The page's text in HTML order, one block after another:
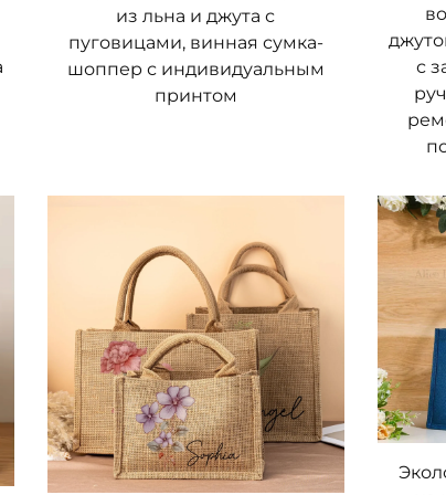
стиля, так и в возможности кастомизации,
поверхность джута идеально подходит
печать с помощью штампов и роспись
— от смелых красочных узоров и
Предприятия часто используют это
нанесение логотипа или слогана бренда на
повторно, расширяя таким образом
количеством практичных моделей:
дорожные сумки. Независимо от
джутовая сумка, разработанная
из льна и джута с
пуговицами, винная сумка-
шоппер с индивидуальным
принтом
с